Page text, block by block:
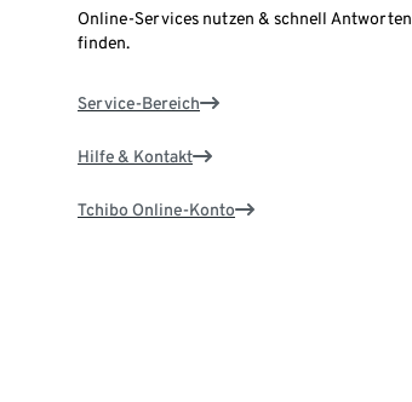
Online-Services nutzen & schnell Antworten
finden.
Service-Bereich
Hilfe & Kontakt
Tchibo Online-Konto